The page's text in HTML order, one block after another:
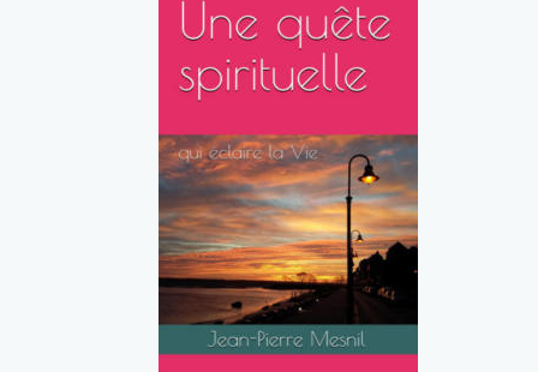
L’AMOUR
Qu’est-ce que
Pourquoi ne pas en
avoir peur ?